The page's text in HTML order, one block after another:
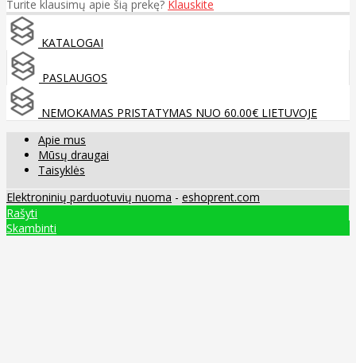
Turite klausimų apie šią prekę? Klauskite
KATALOGAI
PASLAUGOS
NEMOKAMAS PRISTATYMAS NUO 60.00€ LIETUVOJE
Apie mus
Mūsų draugai
Taisyklės
Elektroninių parduotuvių nuoma - eshoprent.com
Rašyti
Skambinti